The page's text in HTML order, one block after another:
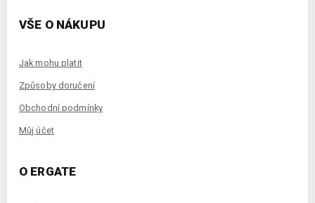
VŠE O NÁKUPU
Jak mohu platit
Způsoby doručení
Obchodní podmínky
Můj účet
O ERGATE